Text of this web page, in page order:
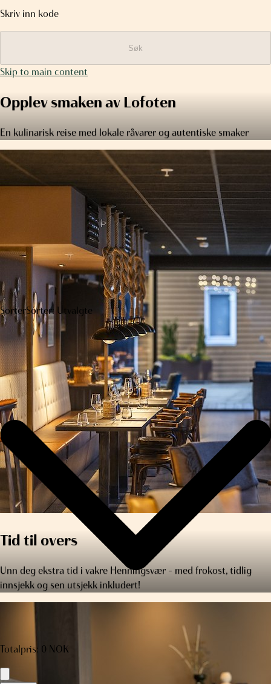
Skriv inn kode
Søk
Skip to main content
Opplev smaken av Lofoten
En kulinarisk reise med lokale råvarer og autentiske smaker
Tid til overs
Unn deg ekstra tid i vakre Henningsvær – med frokost, tidlig
innsjekk og sen utsjekk inkludert!
SorterSorter: Utvalgte
Totalpris: 0 NOK